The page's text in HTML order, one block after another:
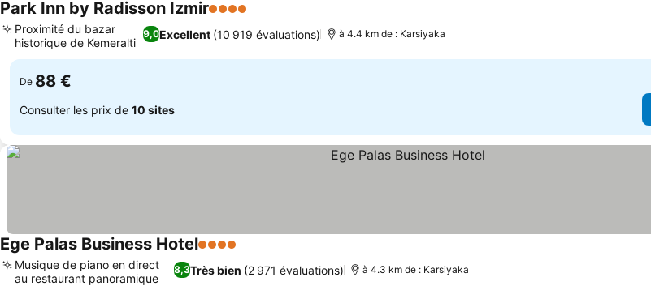
Park Inn by Radisson Izmir4 Étoiles
9,0Excellent (10 919 évaluations)
Proximité du bazar
historique de Kemeralti
à 4.4 km de : Karsiyaka
De 88 €
Consulter les prix de 10 sites
Ege Palas Business Hotel4 Étoiles
8,3Très bien (2 971 évaluations)
Musique de piano en direct
au restaurant panoramique
à 4.3 km de : Karsiyaka